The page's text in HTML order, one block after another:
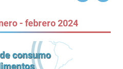
- febrero 2024